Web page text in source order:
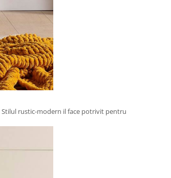
rustic-modern il face potrivit pentru